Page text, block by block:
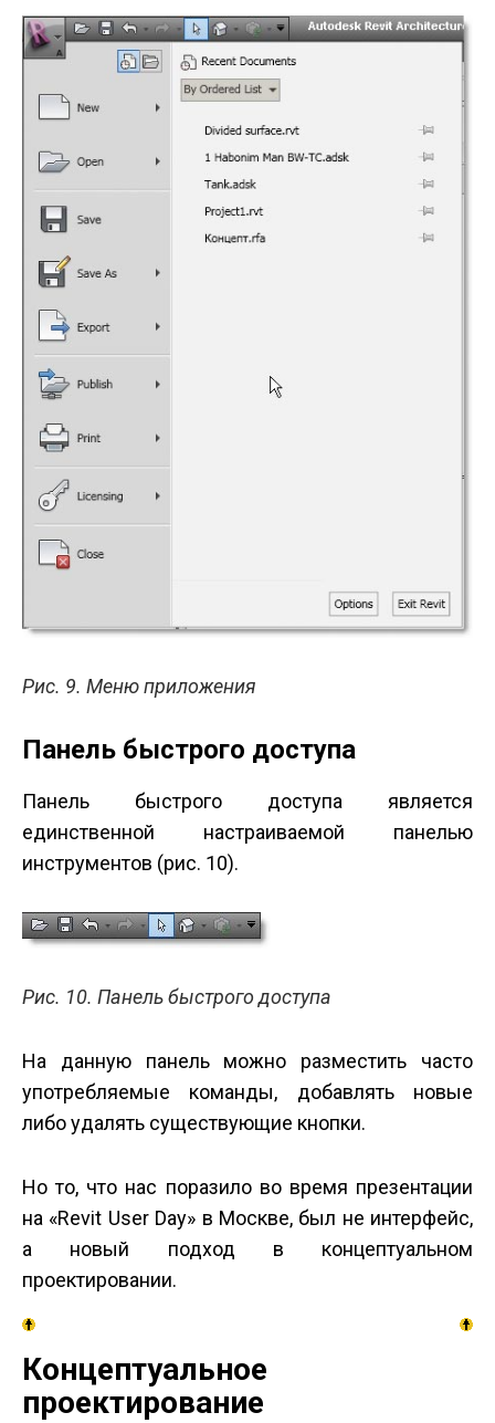
Рис. 9. Меню приложения
Панель быстрого доступа
Панель быстрого доступа является
единственной настраиваемой панелью
инструментов (рис. 10).
Рис. 10. Панель быстрого доступа
На данную панель можно разместить часто
употребляемые команды, добавлять новые
либо удалять существующие кнопки.
Но то, что нас поразило во время презентации
на «Revit User Day» в Москве, был не интерфейс,
а новый подход в концептуальном
проектировании.
Концептуальное
проектирование